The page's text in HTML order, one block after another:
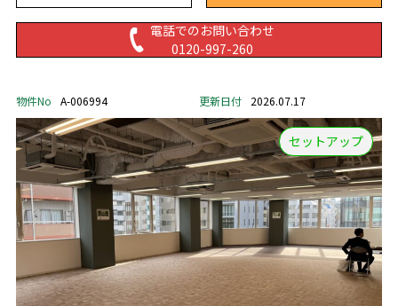
電話でのお問い合わせ
0120-997-260
物件No A-006994 更新日付 2026.07.17
セットアップ